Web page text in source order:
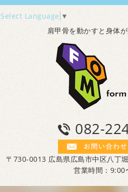
Select Language ▼
肩甲骨を動かすと身体
082-
〒730-0013 広島県広島市中区八丁
営業時間：9:00